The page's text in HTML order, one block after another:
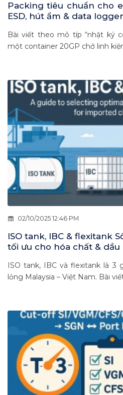
Packing tiêu chuẩn cho
ESD, hút ẩm & data
Bài viết theo mô típ “nhật ký
một container 20GP chở linh
02/10/2025 12:46 PM
ISO tank, IBC & flexitank
tối ưu cho hóa chất &
ISO tank, IBC và flexitank là 3
lỏng Malaysia – Việt Nam. Bài